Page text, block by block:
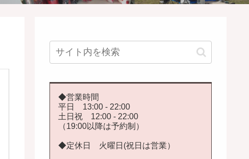
◆営業時間
平日 13:00 - 22:00
土日祝 12:00 - 22:00
（19:00以降は予約制）
◆定休日 火曜日(祝日は営業）